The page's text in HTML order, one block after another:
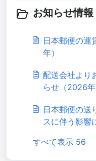
お知らせ情
日本郵便の運
年）
配送会社より
らせ（2026年
日本郵便の送
スに伴う影響
すべて表示 56